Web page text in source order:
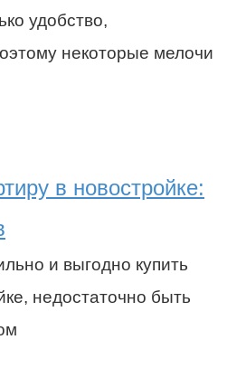
удобство,
некоторые мелочи
в новостройке:
и выгодно купить
недостаточно быть